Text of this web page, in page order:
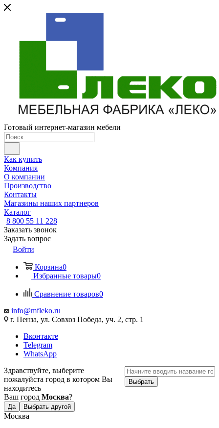
Готовый интернет-магазин мебели
Как купить
Компания
О компании
Производство
Контакты
Магазины наших партнеров
Каталог
8 800 55 11 228
Заказать звонок
Задать вопрос
Войти
Корзина0
Избранные товары0
Сравнение товаров0
info@mfleko.ru
г. Пенза, ул. Совхоз Победа, уч. 2, стр. 1
Вконтакте
Telegram
WhatsApp
Здравствуйте, выберите
пожалуйста город в котором Вы
находитесь
Ваш город Москва?
Да Выбрать другой
Выбрать
Москва